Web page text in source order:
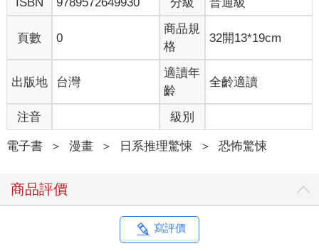
ISBN
9789572649930 分級 普通級
頁數 0
商品規
格
32開13*19cm
出版地 台灣
適讀年
齡
全齡適讀
注音 級別
電子書 ＞ 漫畫 ＞ 日系推理驚悚 ＞ 恐怖驚悚
商品評價
寫評價